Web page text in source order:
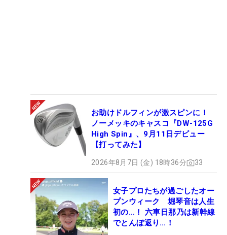
お助けドルフィンが激スピンに！
ノーメッキのキャスコ『DW-125G
High Spin』、9月11日デビュー
【打ってみた】
2026年8月7日 (金) 18時36分 33
女子プロたちが過ごしたオー
プンウィーク 堀琴音は人生
初の…！ 六車日那乃は新幹線
でとんぼ返り…！